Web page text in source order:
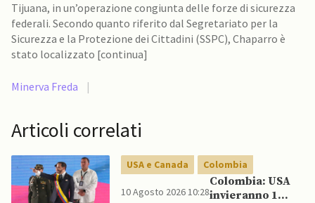
Tijuana, in un’operazione congiunta delle forze di sicurezza
federali. Secondo quanto riferito dal Segretariato per la
Sicurezza e la Protezione dei Cittadini (SSPC), Chaparro è
stato localizzato [continua]
Minerva Freda |
Articoli correlati
USA e Canada Colombia
10 Agosto 2026 10:28
Colombia: USA
invieranno 1